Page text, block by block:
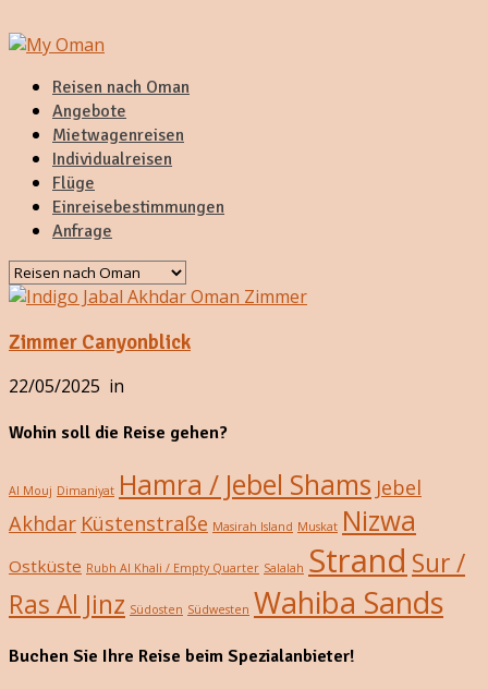
Reisen nach Oman
Angebote
Mietwagenreisen
Individualreisen
Flüge
Einreisebestimmungen
Anfrage
Zimmer Canyonblick
22/05/2025 in
Wohin soll die Reise gehen?
Al Mouj Dimaniyat Hamra / Jebel Shams Jebel
Akhdar Küstenstraße Masirah Island Muskat Nizwa
Ostküste Rubh Al Khali / Empty Quarter Salalah Strand Sur /
Ras Al Jinz Südosten Südwesten Wahiba Sands
Buchen Sie Ihre Reise beim Spezialanbieter!